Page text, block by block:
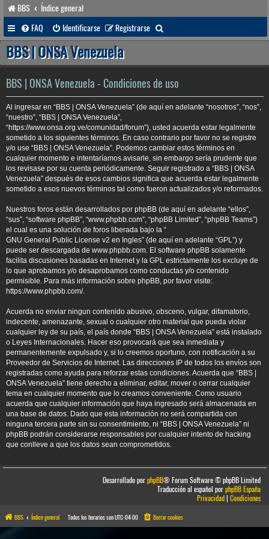
BBS
Índice general
FAQ
Identificarse Registrarse
u
a
r
BBS | ONSA Venezuela
BBS | ONSA Venezuela - Condiciones de uso
Al ingresar en “BBS | ONSA Venezuela” (de aquí en adelante “nosotros”, “nos”,
“nuestro”, “BBS | ONSA Venezuela”,
“https://www.onsa.org.ve/comunidad/forum”), usted acuerda estar legalmente
sometido a los siguientes términos. En caso contrario por favor no se registre
y/o use “BBS | ONSA Venezuela”. Podemos cambiar estos términos en
cualquier momento e intentaríamos avisarle, sin embargo sería prudente que
los revisase por su cuenta periódicamente. Seguir registrado a “BBS | ONSA
Venezuela” después de esos cambios significa que acuerda estar legalmente
sometido a esos nuevos términos tal como fueron actualizados y/o reformados.
Nuestros foros están desarrollados por phpBB (de aquí en adelante “ellos”,
“sus”, “software phpBB”, “www.phpbb.com”, “phpBB Limited”, “phpBB Teams”)
el cual es una solución de foros liberada bajo la “
GNU General Public License v2 en Ingles” (de aquí en adelante “GPL”) y
puede ser descargada de www.phpbb.com. El software phpBB solamente
facilita discusiones basadas en Internet y la GPL estrictamente los excluye de
lo que aprobamos y/o desaprobamos como conductas y/o contenido
permisible. Para más información sobre phpBB, por favor visite:
https://www.phpbb.com/.
Acuerda no enviar ningun contenido abusivo, obsceno, vulgar, difamatorio,
indecente, amenazante, sexual o cualquier otro material que pueda violar
cualquier ley de su país, el país donde “BBS | ONSA Venezuela” está instalado
o Leyes Internacionales. Hacer eso provocará que sea inmediata y
permanentemente expulsado y, si lo creemos oportuno, con notificación a su
Proveedor de Servicios de Internet. Las direcciones IP de todos los envíos son
registradas como ayuda para reforzar estas condiciones. Acuerda que “BBS |
ONSA Venezuela” tiene derecho a eliminar, editar, mover o cerrar cualquier
tema en cualquier momento que lo creamos conveniente. Como usuario
acuerda que cualquier información que haya ingresado será almacenada en
una base de datos. Dado que esta información no será compartida con
ninguna tercera parte sin su consentimiento, ni “BBS | ONSA Venezuela” ni
phpBB podrán considerarse responsables por cualquier intento de hacking
que conlleve a que los datos sean comprometidos.
Desarrollado porphpBB® Forum Software © phpBB Limited
Traducción al español porphpBB España
Privacidad|Condiciones
BBS Índice general Todos los horarios sonUTC-04:00 Borrar cookies